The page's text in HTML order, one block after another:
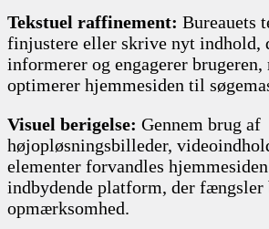
Tekstuel raffinement: Bureauets
finjustere eller skrive nyt indhold,
informerer og engagerer brugeren,
optimerer hjemmesiden til
Visuel berigelse: Gennem brug af
højopløsningsbilleder,
elementer forvandles
indbydende platform, der fængsler
opmærksomhed.